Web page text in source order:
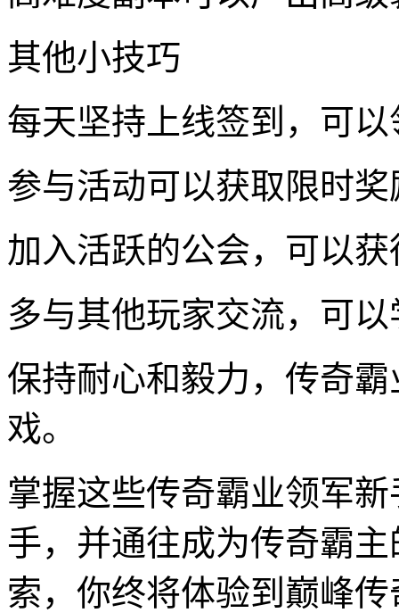
其他小技巧
每天坚持上线签到，可
参与活动可以获取限时
加入活跃的公会，可以
多与其他玩家交流，可
保持耐心和毅力，传奇
戏。
掌握这些传奇霸业领军
手，并通往成为传奇霸
索，你终将体验到巅峰